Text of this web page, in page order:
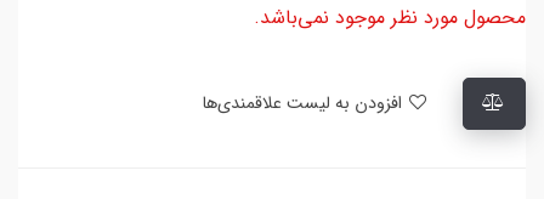
محصول مورد نظر موجود نمی‌باشد.